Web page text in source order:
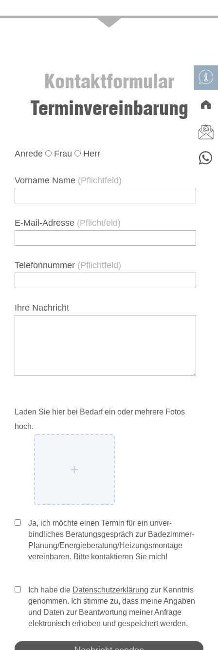
Kontaktformular
Terminvereinbarung
Anrede Frau Herr
Vorname Name (Pflichtfeld)
E-Mail-Adresse (Pflichtfeld)
Telefonnummer (Pflichtfeld)
Ihre Nachricht
Laden Sie hier bei Bedarf ein oder mehrere Fotos
hoch.
+
Ja, ich möchte einen Termin für ein unver­
bindliches Beratungsgespräch zur Bade­zimmer-
Planung/­Energieberatung/­Heizungsmontage
vereinbaren. Bitte kontak­tieren Sie mich!
Ich habe die Datenschutzerklärung zur Kenntnis
genommen. Ich stimme zu, dass meine Angaben
und Daten zur Beantwortung meiner Anfrage
elektronisch erhoben und gespeichert werden.